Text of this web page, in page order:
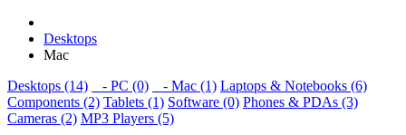
Desktops
Mac
Desktops (14)
- PC (0) - Mac (1) Laptops & Notebooks (6)
Components (2) Tablets (1) Software (0) Phones & PDAs (3)
Cameras (2) MP3 Players (5)